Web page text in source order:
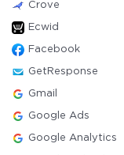
Crove
Ecwid
Facebook
GetResponse
Gmail
Google Ads
Google Analytics